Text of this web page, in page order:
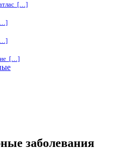
[…]
[…]
заболевания